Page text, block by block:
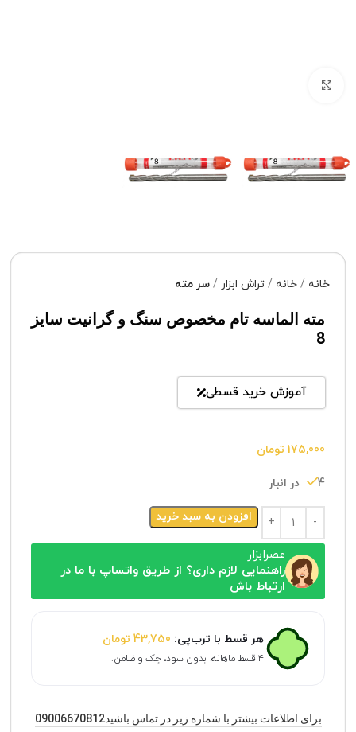
خانه خانه تراش ابزار سر مته
مته الماسه تام مخصوص سنگ و گرانیت سایز
8
آموزش خرید قسطی
175,000 تومان
4 در انبار
افزودن به سبد خرید
عصرابزار
راهنمایی لازم داری؟ از طریق واتساپ با ما در
ارتباط باش
هر قسط با ترب‌پی: 43,750 تومان
۴ قسط ماهانه. بدون سود، چک و ضامن.
برای اطلاعات بیشتر با شماره زیر در تماس باشید09006670812